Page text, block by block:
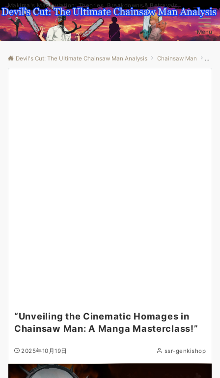
Makima's Manipulation: Theories, Breakdowns & Betrayals
Menu
Devil's Cut: The Ultimate Chainsaw Man Analysis Chainsaw Man
“Unveiling the Cinematic Homages in
Chainsaw Man: A Manga Masterclass!”
2025年10月19日 ssr-genkishop